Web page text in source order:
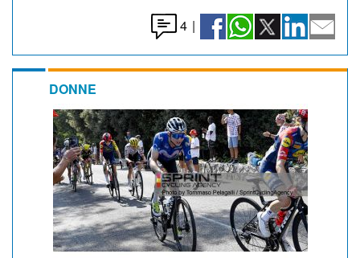
4 |
DONNE